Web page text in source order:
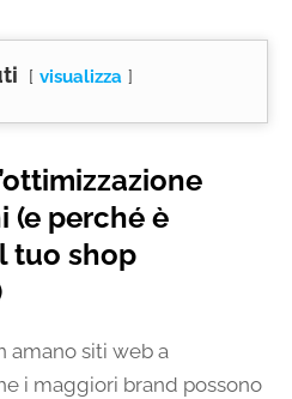
visualizza
(e perché è
tuo shop
amano siti web a
i maggiori brand possono